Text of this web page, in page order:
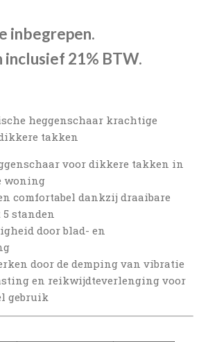
inbegrepen.
21% BTW.
heggenschaar krachtige
takken
voor dikkere takken in
woning
comfortabel dankzij draaibare
standen
door blad- en
door de demping van vibratie
en reikwijdteverlenging voor
gebruik